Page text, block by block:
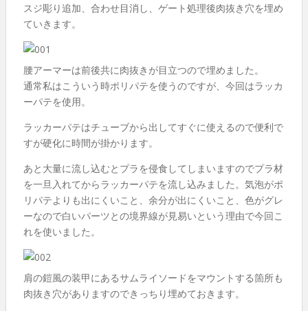
スジ彫り追加、合わせ目消し、ゲート処理後肉抜き穴を埋め
ていきます。
腰アーマーは前後共に肉抜きが目立つので埋めました。
通常私はこういう時ポリパテを使うのですが、今回はラッカ
ーパテを使用。
ラッカーパテはチューブから出してすぐに使えるので便利で
すが硬化に時間が掛かります。
あと大量に流し込むとプラを侵食してしまいますのでプラ材
を一旦入れてからラッカーパテを流し込みました。気泡がポ
リパテよりも出にくいこと、余分が出にくいこと、色がグレ
ーなので白いパーツとの境界線が見易いという理由で今回こ
れを使いました。
肩の鎧風の装甲にあるサムライソードをマウントする箇所も
肉抜き穴がありますのできっちり埋めておきます。